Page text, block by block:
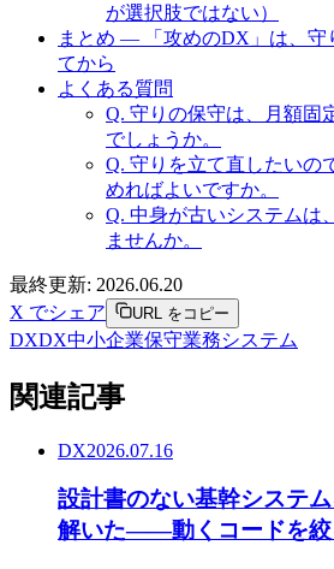
が選択肢ではない）
まとめ — 「攻めのDX」は、守
てから
よくある質問
Q. 守りの保守は、月額固
でしょうか。
Q. 守りを立て直したいの
めればよいですか。
Q. 中身が古いシステムは
ませんか。
最終更新: 2026.06.20
X でシェア
URL をコピー
DXDX中小企業保守業務システム
関連記事
DX2026.07.16
設計書のない基幹システ
解いた――動くコードを絞